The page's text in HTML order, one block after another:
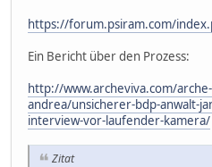
https://forum.psiram.com/
Ein Bericht über den Prozess:
http://www.archeviva.com/
andrea/unsicherer-bdp-anwalt-
interview-vor-laufender-kamera/
Zitat